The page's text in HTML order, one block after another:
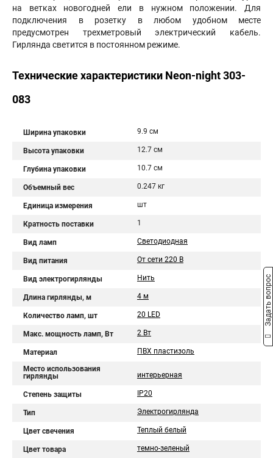
на ветках новогодней ели в нужном положении. Для
подключения в розетку в любом удобном месте
предусмотрен трехметровый электрический кабель.
Гирлянда светится в постоянном режиме.
Технические характеристики Neon-night 303-
083
Ширина упаковки 9.9 см
Высота упаковки 12.7 см
Глубина упаковки 10.7 см
Объемный вес 0.247 кг
Единица измерения шт
Кратность поставки 1
Вид ламп Светодиодная
Вид питания От сети 220 В
Вид электрогирлянды Нить
Длина гирлянды, м 4 м
Количество ламп, шт 20 LED
Макс. мощность ламп, Вт 2 Вт
Материал ПВХ пластизоль
Место использования
гирлянды
интерьерная
Степень защиты IP20
Тип Электрогирлянда
Цвет свечения Теплый белый
Цвет товара темно-зеленый
Задать вопрос